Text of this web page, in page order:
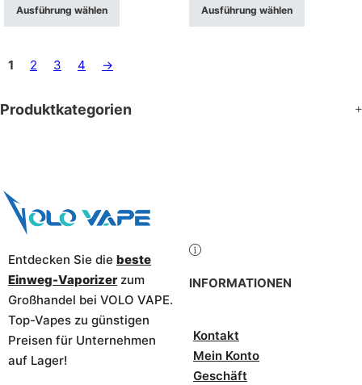
Ausführung wählen Ausführung wählen
1 2 3 4 →
Produktkategorien
Entdecken Sie die beste
Einweg-Vaporizer zum
Großhandel bei VOLO VAPE.
Top-Vapes zu günstigen
Preisen für Unternehmen
auf Lager!
INFORMATIONEN
Kontakt
Mein Konto
Geschäft